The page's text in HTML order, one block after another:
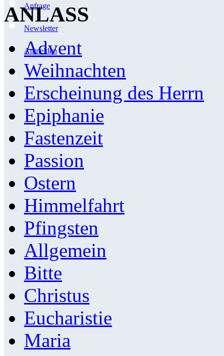
Anfrage
Newsletter
Anmelden
ANLASS
Advent
Weihnachten
Erscheinung des Herrn
Epiphanie
Fastenzeit
Passion
Ostern
Himmelfahrt
Pfingsten
Allgemein
Bitte
Christus
Eucharistie
Maria